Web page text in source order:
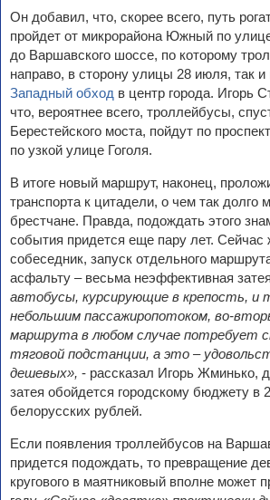
Он добавил, что, скорее всего, путь
пройдет от микрорайона Южный по
до Варшавского шоссе, по которому
направо, в сторону улицы 28 июля, так и
Западный обход в центр города. Игорь
что, вероятнее всего, троллейбусы,
Берестейского моста, пойдут по
по узкой улице Гоголя.
В итоге новый маршрут, наконец,
транспорта к цитадели, о чем так долго
брестчане. Правда, подождать этого
события придется еще пару лет. Сейчас
собеседник, запуск отдельного
асфальту – весьма неэффективная
автобусы, курсирующие в крепость, и
небольшим пассажиропотоком, во-
маршрута в любом случае потребует
тяговой подстанции, а это –
дешевых», - рассказал Игорь Жминько,
затея обойдется городскому бюджету в
белорусских рублей.
Если появления троллейбусов на
придется подождать, то превращение
кругового в маятниковый вполне может